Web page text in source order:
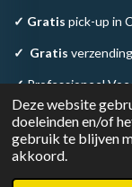
Deze website
doeleinden en/of
gebruik te blijven
akkoord.
✓ Gratis pick-up in
✓ Gratis
✓Professioneel
✓ 100% Natuurlijk
F
a
n
i